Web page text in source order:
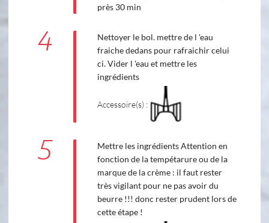
près 30 min
4
Nettoyer le bol. mettre de l 'eau
fraiche dedans pour rafraichir celui
ci. Vider l 'eau et mettre les
ingrédients
Accessoire(s) :
5
Mettre les ingrédients Attention en
fonction de la tempétarure ou de la
marque de la crème : il faut rester
très vigilant pour ne pas avoir du
beurre !!! donc rester prudent lors de
cette étape !